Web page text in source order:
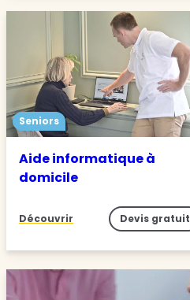
Seniors
Aide informatique à
domicile
Découvrir Devis gratuit